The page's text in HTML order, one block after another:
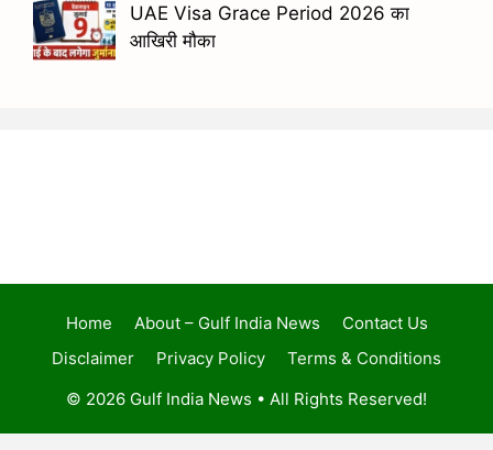
UAE Visa Grace Period 2026 का
आखिरी मौका
Home About – Gulf India News
Contact Us
Disclaimer
Privacy Policy
Terms & Conditions
© 2026 Gulf India News • All Rights Reserved!